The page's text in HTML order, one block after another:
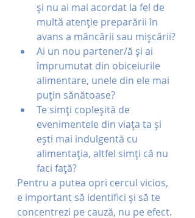
și nu ai mai acordat la fel de
multă atenție preparării în
avans a mâncării sau mișcării?
Ai un nou partener/ă și ai
împrumutat din obiceiurile
alimentare, unele din ele mai
puțin sănătoase?
Te simți copleșită de
evenimentele din viața ta și
ești mai indulgentă cu
alimentația, altfel simți că nu
faci față?
Pentru a putea opri cercul vicios,
e important să identifici și să te
concentrezi pe cauză, nu pe efect.